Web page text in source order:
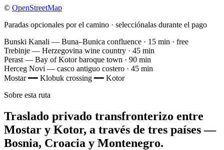
© OpenStreetMap
Paradas opcionales por el camino · selecciónalas durante el pago
Bunski Kanali — Buna–Bunica confluence · 15 min · free
Trebinje — Herzegovina wine country · 45 min
Perast — Bay of Kotor baroque town · 90 min
Herceg Novi — casco antiguo costero · 45 min
Mostar━━ Klobuk crossing━━ Kotor
Sobre esta ruta
Traslado privado transfronterizo entre
Mostar y Kotor, a través de tres países —
Bosnia, Croacia y Montenegro.